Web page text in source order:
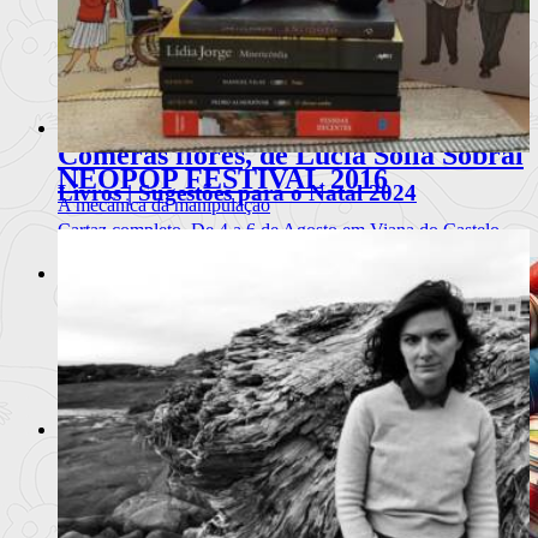
Livros | Sugestões para o Natal 2024
Comerás flores, de Lucía Solla Sobral
A mecânica da manipulação
Super Bock Super Rock 2015 | Dia #2
(17-07-2015)
A revelação e a celebraçãoLer mais+
NEOPOP FESTIVAL 2016
Cartaz completo. De 4 a 6 de Agosto em Viana do Castelo.
NOS Primavera Sound 2016 | A
antevisão
Cheira bem, cheira a alma primaverilLer mais+
Benjamin Clementine @ Coliseu dos
Recreios (01.06.2016)